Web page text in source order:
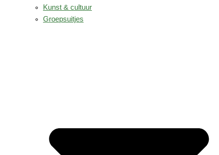
Kunst & cultuur
Groepsuitjes